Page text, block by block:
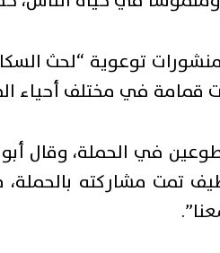
توعوية “لحث
قمامة في مختلف أحياء
في الحملة، وقال أبو
نظيف تمت مشاركته